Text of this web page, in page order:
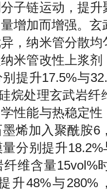
子链运动，提
增加而增强。
，纳米管分散
米管改性上浆
提升17.5%与
烷处理玄武岩
性能与热稳定
烯加入聚酰胺6
分别提升
维含量15vol%
升48%与